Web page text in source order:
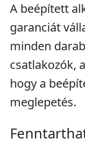
A beépített
garanciát
minden
csatlakozók,
hogy a
meglepetés.